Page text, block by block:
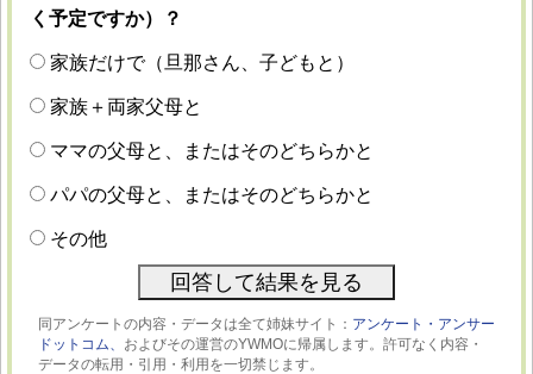
く予定ですか）？
家族だけで（旦那さん、子どもと）
家族＋両家父母と
ママの父母と、またはそのどちらかと
パパの父母と、またはそのどちらかと
その他
同アンケートの内容・データは全て姉妹サイト： アンケート・アンサー
ドットコム、 およびその運営のYWMOに帰属します。許可なく内容・
データの転用・引用・利用を一切禁じます。